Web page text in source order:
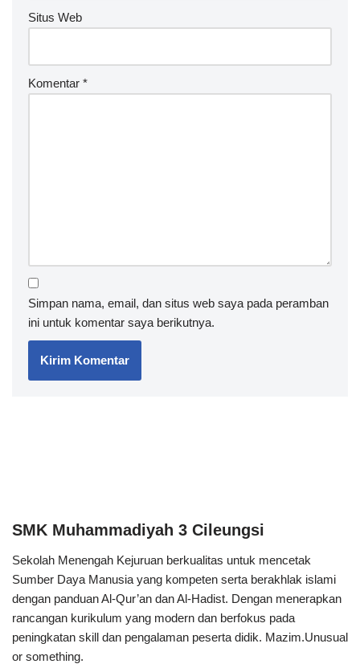
Situs Web
Komentar *
Simpan nama, email, dan situs web saya pada peramban
ini untuk komentar saya berikutnya.
SMK Muhammadiyah 3 Cileungsi
Sekolah Menengah Kejuruan berkualitas untuk mencetak
Sumber Daya Manusia yang kompeten serta berakhlak islami
dengan panduan Al-Qur’an dan Al-Hadist. Dengan menerapkan
rancangan kurikulum yang modern dan berfokus pada
peningkatan skill dan pengalaman peserta didik. Mazim.Unusual
or something.